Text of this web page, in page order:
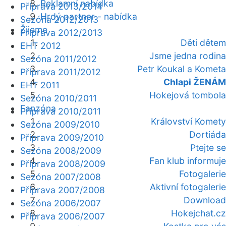
Reklamní nabídka
Hrdý partner - nabídka
Žijeme
Děti dětem
Jsme jedna rodina
Petr Koukal a Kometa
Chlapi ŽENÁM
Hokejová tombola
Fanzóna
Království Komety
Dortiáda
Ptejte se
Fan klub informuje
Fotogalerie
Aktivní fotogalerie
Download
Hokejchat.cz
Příprava 2013/2014
Sezóna 2012/2013
Příprava 2012/2013
EHT 2012
Sezóna 2011/2012
Příprava 2011/2012
EHT 2011
Sezóna 2010/2011
Příprava 2010/2011
Sezóna 2009/2010
Příprava 2009/2010
Sezóna 2008/2009
Příprava 2008/2009
Sezóna 2007/2008
Příprava 2007/2008
Sezóna 2006/2007
Příprava 2006/2007